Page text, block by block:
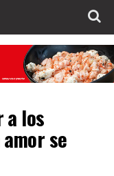
a los
se